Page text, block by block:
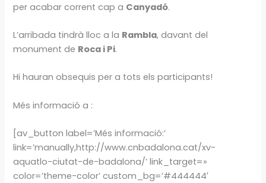
per acabar corrent cap a Canyadó.
L’arribada tindrà lloc a la Rambla, davant del
monument de Roca i Pi.
Hi hauran obsequis per a tots els participants!
Més informació a :
[av_button label=’Més informació:’
link=’manually,http://www.cnbadalona.cat/xv-
aquatlo-ciutat-de-badalona/’ link_target=»
color=’theme-color’ custom_bg=’#444444′